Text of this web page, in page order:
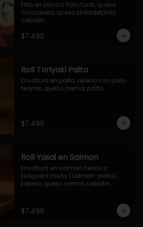
Frito en panco, Pollo furai, queso
mozzarella, queso philadelphia,
cebollin.
$7.490
Roll Toriyaki Palta
Envoltura en palta, relleno con pollo
teriyaki, queso crema, palta.
$7.490
Roll Yasai en Salmon
Envoltura en salmon fresco o
plaqueta mixta (salmon-palta),
pepino, queso crema, cebollin,
$7.490